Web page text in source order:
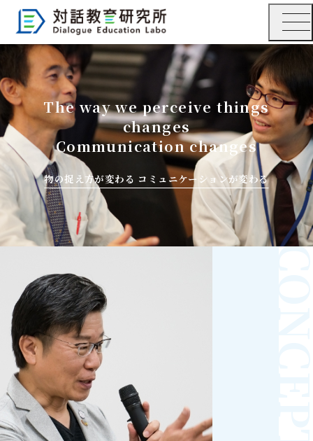
The way we perceive things
changes
Communication changes
物の捉え方が変わる コミュニケーションが変わる